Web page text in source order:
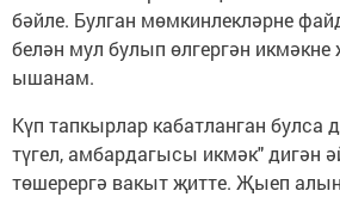
бәйле. Булган мөмкинлекләрне
белән мул булып өлгергән
ышанам.
Күп тапкырлар кабатланган булса
түгел, амбардагысы икмәк" дигән
төшерергә вакыт җитте. Җыеп